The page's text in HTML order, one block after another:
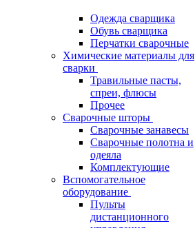
Одежда сварщика
Обувь сварщика
Перчатки сварочные
Химические материалы для
сварки
Травильные пасты,
спреи, флюсы
Прочее
Сварочные шторы
Сварочные занавесы
Сварочные полотна и
одеяла
Комплектующие
Вспомогательное
оборудование
Пульты
дистанционного